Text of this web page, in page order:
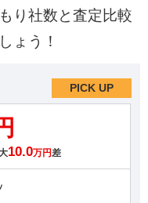
り社数と査定比較
ょう！
PICK UP
10.0万円差